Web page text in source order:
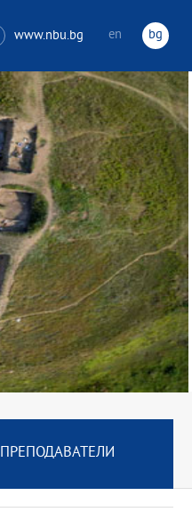
www.nbu.bg en bg
ПРЕПОДАВАТЕЛИ